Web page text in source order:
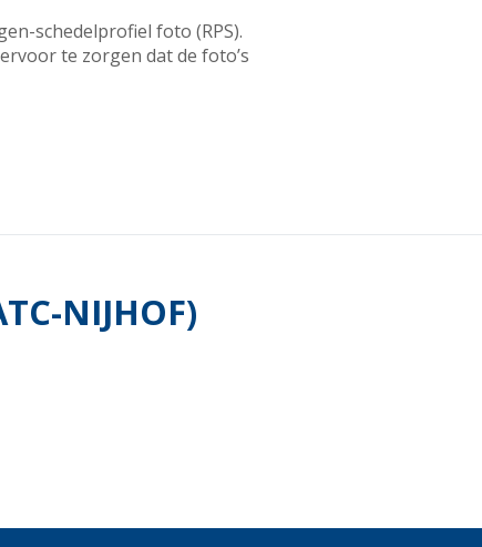
schedelprofiel foto (RPS).
te zorgen dat de foto’s
NIJHOF)